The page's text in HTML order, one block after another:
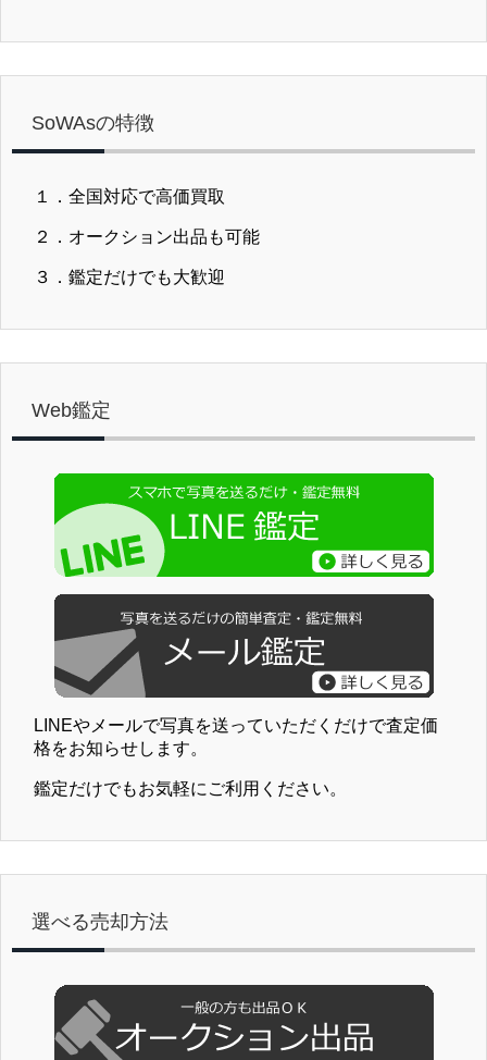
SoWAsの特徴
１．全国対応で高価買取
２．オークション出品も可能
３．鑑定だけでも大歓迎
Web鑑定
LINEやメールで写真を送っていただくだけで査定価
格をお知らせします。
鑑定だけでもお気軽にご利用ください。
選べる売却方法